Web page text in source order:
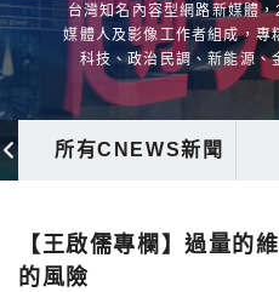
台灣知名內容型網路新媒體
媒體人及影像工作者組成，
科技、政治民調、新能源、
所有CNEWS新聞
【王啟儒專欄】過量的
的風險